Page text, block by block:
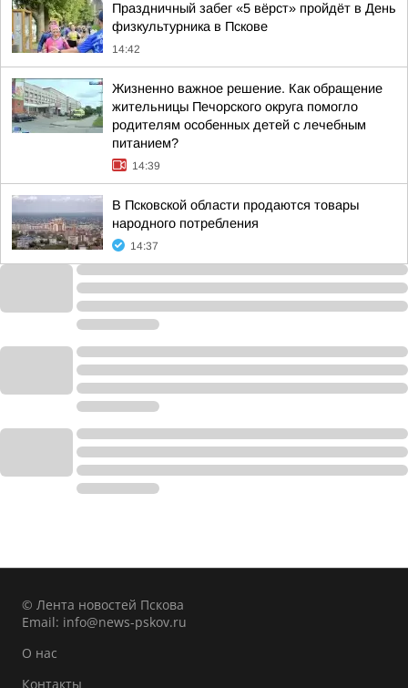
Праздничный забег «5 вёрст» пройдёт в День
физкультурника в Пскове
14:42
Жизненно важное решение. Как обращение
жительницы Печорского округа помогло
родителям особенных детей с лечебным
питанием?
14:39
В Псковской области продаются товары
народного потребления
14:37
© Лента новостей Пскова
Email: info@news-pskov.ru
О нас
Контакты